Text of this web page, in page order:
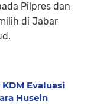
Pilpres dan
di Jabar
Evaluasi
Husein